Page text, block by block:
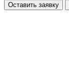
Оставить заявку